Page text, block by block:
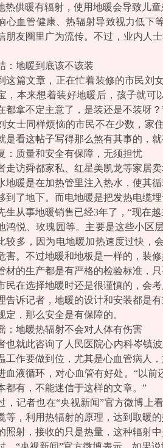
热供暖有辐射，使用地暖会导致儿
心血管健康、热辐射导致视力低
朋友圈里广为流传。不过，业内人
地暖到底该不该装
篇文章，正在忙着装修的市民刘女
，本来想着装好地暖后，孩子就可
都拿不定主意了，是装还是不装呀？
士同样烦恼的市民不在少数，家住
是看这帖子写得那么煞有其事的，
质量和安全有保障，无须担忧
访舜都家私、红星美凯龙等家居卖
地暖是在加热管里注入热水，使其
到了地下。而电地暖是把发热电缆
事地暖销售已经3年了，“现在越
鸿悦、玫瑰园等。主要是这些小区
较多，因为电地暖加热速度过快，
害。不过地暖和地板是一样的，装
材的生产都是有严格的检验标准，
选择地暖时还是很谨慎的，会考
告诉记者，地暖的设计和安装都是
定，那么安全是有保障的。
地暖热辐射不会对人体有伤害
此咨询了人民医院心内科岑镇波
工作要做到位，尤其是心血管病人
血液循环，对心血管有好处。“以前
都有，不能迷信于这样的文章。”
记者也在“央视新闻”官方微博上看
等，利用热辐射的原理，达到取暖
照射，接收的只是热量，这种辐射